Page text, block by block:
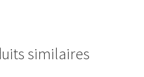
similaires